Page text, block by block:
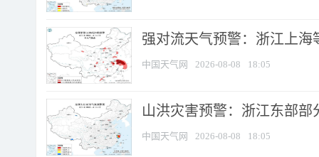
强对流天气预警：浙江上海
中国天气网 2026-08-08 18:05
山洪灾害预警：浙江东部
中国天气网 2026-08-08 18:05